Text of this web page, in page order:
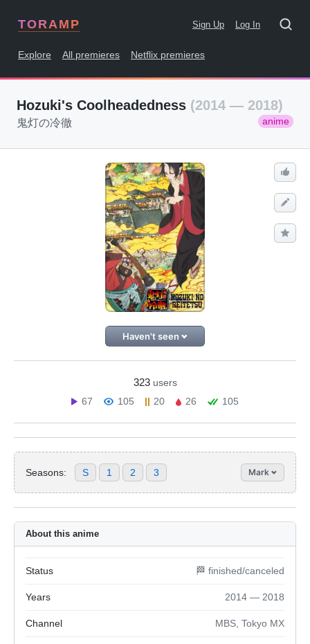
TORAMP Sign Up Log In
Explore All premieres Netflix premieres
Hozuki's Coolheadedness (2014 — 2018)
anime
鬼灯の冷徹
Haven't seen
323 users
67
105 20 26 105
Seasons: S 1 2 3 Mark
About this anime
Status 🏁 finished/canceled
Years 2014 — 2018
Channel MBS, Tokyo MX